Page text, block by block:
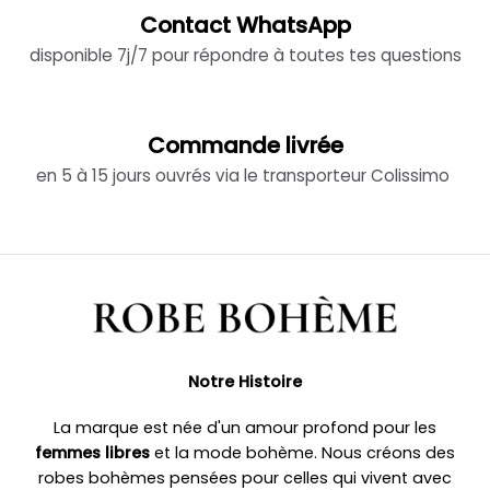
Contact WhatsApp
disponible 7j/7 pour répondre à toutes tes questions
Commande livrée
en 5 à 15 jours ouvrés via le transporteur Colissimo
Notre Histoire
La marque est née d'un amour profond pour les
femmes libres et la mode bohème. Nous créons des
robes bohèmes pensées pour celles qui vivent avec